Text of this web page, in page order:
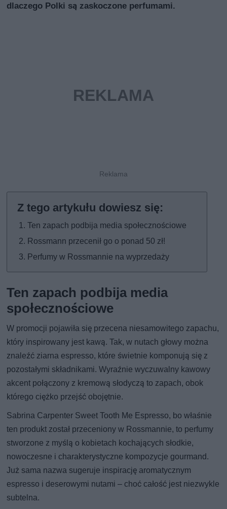
dlaczego Polki są zaskoczone perfumami.
Ten zapach podbija media społecznościowe
Rossmann przecenił go o ponad 50 zł!
Perfumy w Rossmannie na wyprzedaży
Ten zapach podbija media
społecznościowe
W promocji pojawiła się przecena niesamowitego zapachu,
który inspirowany jest kawą. Tak, w nutach głowy można
znaleźć ziarna espresso, które świetnie komponują się z
pozostałymi składnikami. Wyraźnie wyczuwalny kawowy
akcent połączony z kremową słodyczą to zapach, obok
którego ciężko przejść obojętnie.
Sabrina Carpenter Sweet Tooth Me Espresso, bo właśnie
ten produkt został przeceniony w Rossmannie, to perfumy
stworzone z myślą o kobietach kochających słodkie,
nowoczesne i charakterystyczne kompozycje gourmand.
Już sama nazwa sugeruje inspirację aromatycznym
espresso i deserowymi nutami – choć całość jest niezwykle
subtelna.